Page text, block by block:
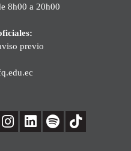
8h00 a 20h00
previo